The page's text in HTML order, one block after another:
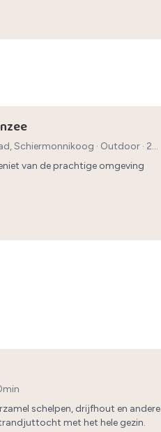
Schiermonnikoog · Outdoor · 2
van de prachtige omgeving
schelpen, drijfhout en andere
met het hele gezin.